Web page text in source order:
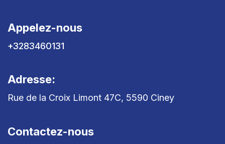
Appelez-nous
+3283460131
Adresse:
Rue de la Croix Limont 47C, 5590 Ciney
Contactez-nous